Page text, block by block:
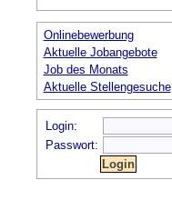
Onlinebewerbung
Aktuelle Jobangebote
Job des Monats
Aktuelle Stellengesuche
Login:
Passwort: